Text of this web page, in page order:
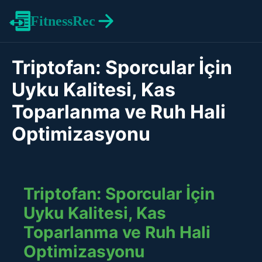
FitnessRec
Triptofan: Sporcular İçin
Uyku Kalitesi, Kas
Toparlanma ve Ruh Hali
Optimizasyonu
Triptofan: Sporcular İçin
Uyku Kalitesi, Kas
Toparlanma ve Ruh Hali
Optimizasyonu